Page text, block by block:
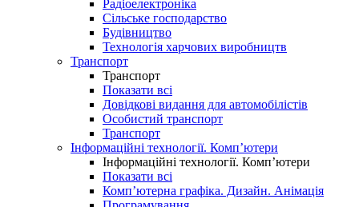
Радіоелектроніка
Сільське господарство
Будівництво
Технологія харчових виробництв
Транспорт
Транспорт
Показати всі
Довідкові видання для автомобілістів
Особистий транспорт
Транспорт
Інформаційні технології. Комп’ютери
Інформаційні технології. Комп’ютери
Показати всі
Комп’ютерна графіка. Дизайн. Анімація